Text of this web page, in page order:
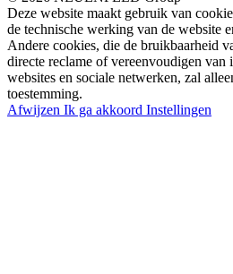
Deze website maakt gebruik van
de technische werking van de website
Andere cookies, die de bruikbaarheid
directe reclame of vereenvoudigen van
websites en sociale netwerken, zal
toestemming.
Afwijzen Ik ga akkoord Instellingen